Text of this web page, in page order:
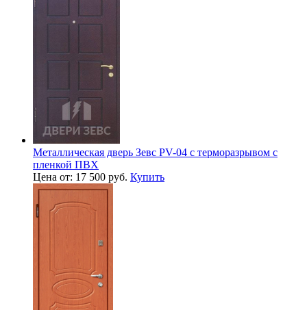
Металлическая дверь Зевс PV-04 с терморазрывом с
пленкой ПВХ
Цена от: 17 500 руб. Купить